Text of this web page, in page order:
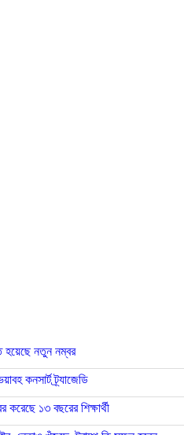
নতুন নম্বর
কনসার্ট ট্র্যাজেডি
১৩ বছরের শিক্ষার্থী